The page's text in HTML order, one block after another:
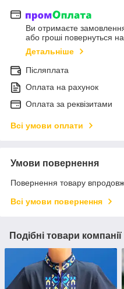
Ви отримаєте
або гроші повернуться
Детальніше
Післяплата
Оплата на рахунок
Оплата за реквізитами
Всі умови оплати
Умови повернення
Повернення товару
Всі умови повернення
Подібні товари компанії